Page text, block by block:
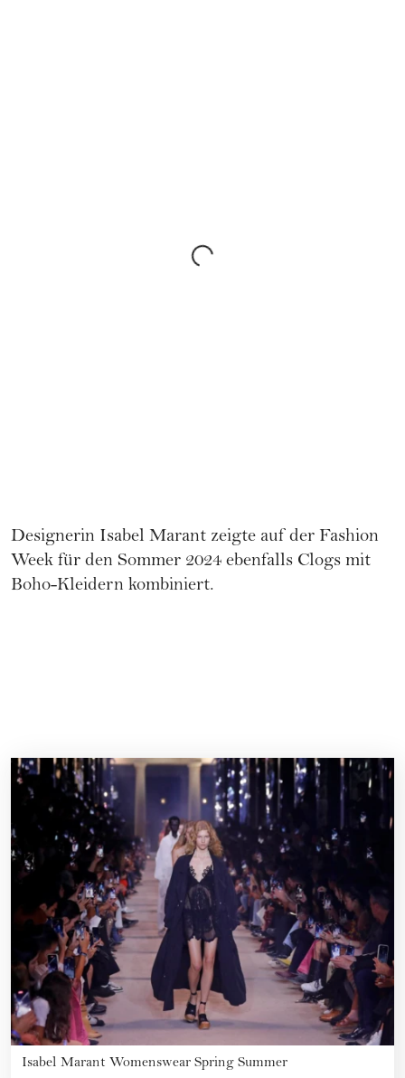
Designerin Isabel Marant zeigte auf der Fashion
Week für den Sommer 2024 ebenfalls Clogs mit
Boho-Kleidern kombiniert.
Isabel Marant Womenswear Spring Summer